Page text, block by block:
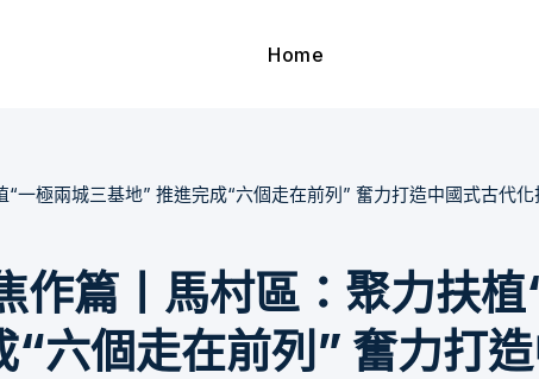
Home
一極兩城三基地” 推進完成“六個走在前列” 奮力打造中國式古代
作篇丨馬村區：聚力扶植
六個走在前列” 奮力打造